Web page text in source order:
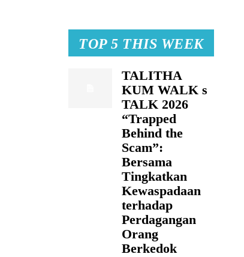
TOP 5 THIS WEEK
TALITHA
KUM WALK s
TALK 2026
“Trapped
Behind the
Scam”:
Bersama
Tingkatkan
Kewaspadaan
terhadap
Perdagangan
Orang
Berkedok